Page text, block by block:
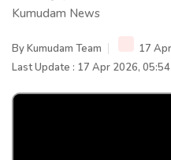
Kumudam News
ByKumudam Team
17
Last Update : 17 Apr 2026,